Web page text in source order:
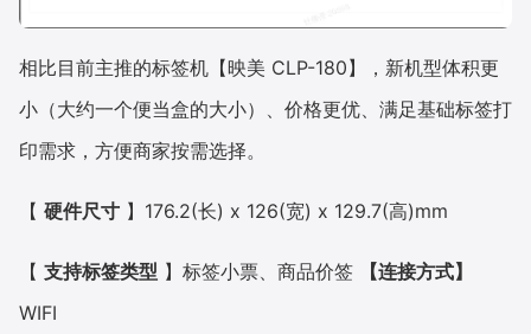
相比目前主推的标签机【映美 CLP-180】，新机型体积更
小（大约一个便当盒的大小）、价格更优、满足基础标签打
印需求，方便商家按需选择。
【 硬件尺寸 】176.2(长) x 126(宽) x 129.7(高)mm
【 支持标签类型 】标签小票、商品价签
【连接方式】
WIFI